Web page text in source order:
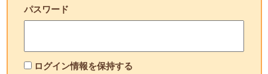
パスワード
ログイン情報を保持する